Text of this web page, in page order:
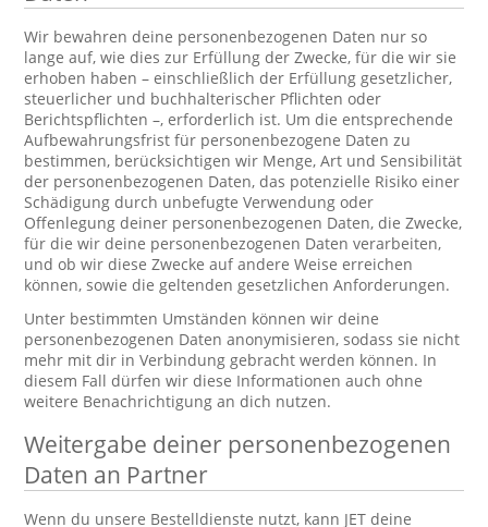
Wir bewahren deine personenbezogenen Daten nur so
lange auf, wie dies zur Erfüllung der Zwecke, für die wir sie
erhoben haben – einschließlich der Erfüllung gesetzlicher,
steuerlicher und buchhalterischer Pflichten oder
Berichtspflichten –, erforderlich ist. Um die entsprechende
Aufbewahrungsfrist für personenbezogene Daten zu
bestimmen, berücksichtigen wir Menge, Art und Sensibilität
der personenbezogenen Daten, das potenzielle Risiko einer
Schädigung durch unbefugte Verwendung oder
Offenlegung deiner personenbezogenen Daten, die Zwecke,
für die wir deine personenbezogenen Daten verarbeiten,
und ob wir diese Zwecke auf andere Weise erreichen
können, sowie die geltenden gesetzlichen Anforderungen.
Unter bestimmten Umständen können wir deine
personenbezogenen Daten anonymisieren, sodass sie nicht
mehr mit dir in Verbindung gebracht werden können. In
diesem Fall dürfen wir diese Informationen auch ohne
weitere Benachrichtigung an dich nutzen.
Weitergabe deiner personenbezogenen
Daten an Partner
Wenn du unsere Bestelldienste nutzt, kann JET deine